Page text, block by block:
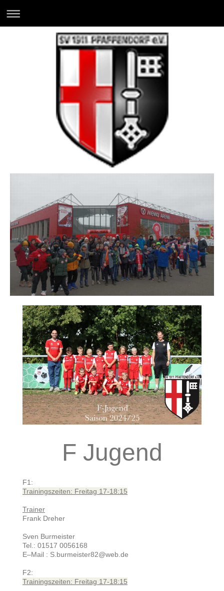
F Jugend
F1:
Trainingszeiten: Freitag 17-18:15
Trainer
Frank Dreher
Sven Burmeister
Tel.: 01517 0056168
E–Mail : S.burmeister82@web.de
F2:
Trainingszeiten: Freitag 17-18:15